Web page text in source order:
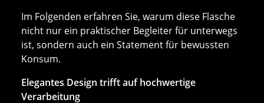
Im Folgenden erfahren Sie, warum diese Flasche
nicht nur ein praktischer Begleiter für unterwegs
ist, sondern auch ein Statement für bewussten
Konsum.
Elegantes Design trifft auf hochwertige
Verarbeitung